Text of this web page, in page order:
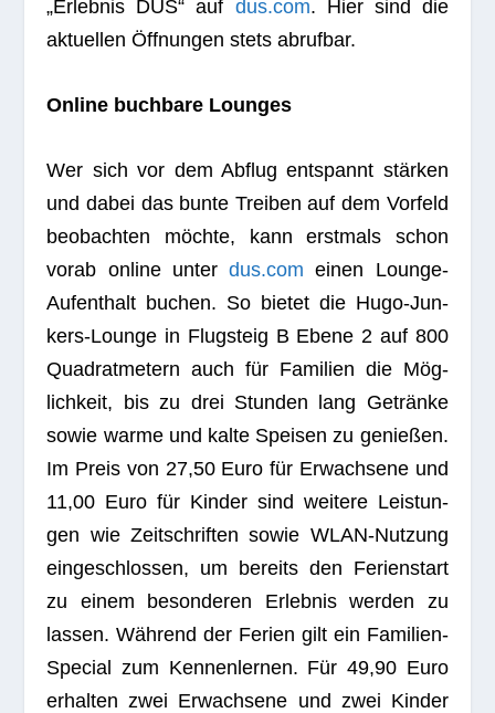
„Erleb­nis DUS“ auf dus.com. Hier sind die
aktu­el­len Öff­nun­gen stets abrufbar.
Online buch­bare Lounges
Wer sich vor dem Abflug ent­spannt stär­ken
und dabei das bunte Trei­ben auf dem Vor­feld
beob­ach­ten möchte, kann erst­mals schon
vorab online unterdus.com einen Lounge-
Auf­ent­halt buchen. So bie­tet die Hugo-Jun­
kers-Lounge in Flug­steig B Ebene 2 auf 800
Qua­drat­me­tern auch für Fami­lien die Mög­
lich­keit, bis zu drei Stun­den lang Getränke
sowie warme und kalte Spei­sen zu genie­ßen.
Im Preis von 27,50 Euro für Erwach­sene und
11,00 Euro für Kin­der sind wei­tere Leis­tun­
gen wie Zeit­schrif­ten sowie WLAN-Nut­zung
ein­ge­schlos­sen, um bereits den Feri­en­start
zu einem beson­de­ren Erleb­nis wer­den zu
las­sen. Wäh­rend der Ferien gilt ein Fami­lien-
Spe­cial zum Ken­nen­ler­nen. Für 49,90 Euro
erhal­ten zwei Erwach­sene und zwei Kin­der